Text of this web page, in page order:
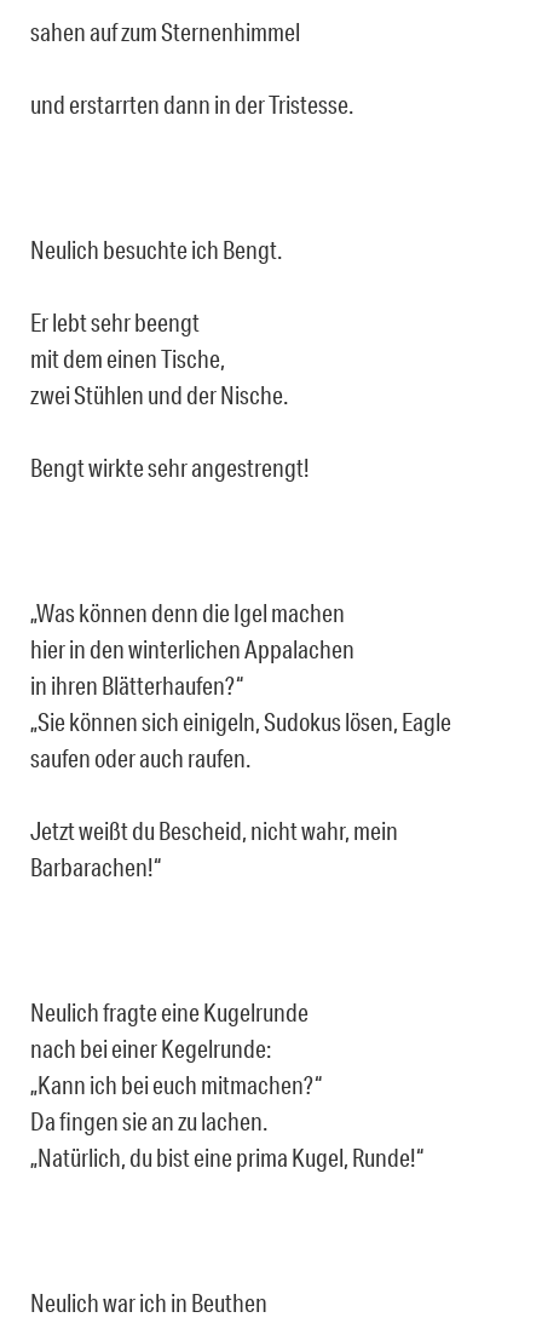
sahen auf zum Sternenhimmel
und erstarrten dann in der Tristesse.
Neulich besuchte ich Bengt.
Er lebt sehr beengt
mit dem einen Tische,
zwei Stühlen und der Nische.
Bengt wirkte sehr angestrengt!
„Was können denn die Igel machen
hier in den winterlichen Appalachen
in ihren Blätterhaufen?“
„Sie können sich einigeln, Sudokus lösen, Eagle
saufen oder auch raufen.
Jetzt weißt du Bescheid, nicht wahr, mein
Barbarachen!“
Neulich fragte eine Kugelrunde
nach bei einer Kegelrunde:
„Kann ich bei euch mitmachen?“
Da fingen sie an zu lachen.
„Natürlich, du bist eine prima Kugel, Runde!“
Neulich war ich in Beuthen